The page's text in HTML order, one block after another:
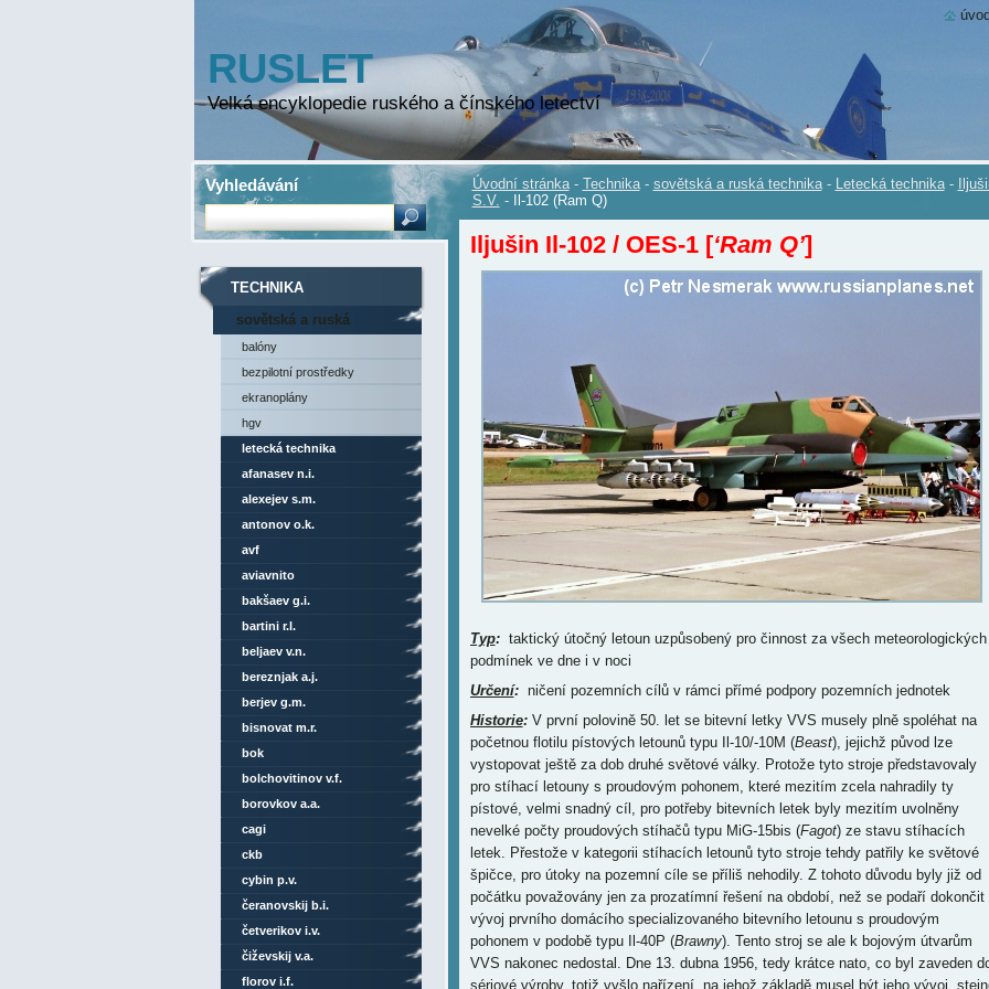
RUSLET
Velká encyklopedie ruského a čínského letectví
Úvodní stránka - Technika - sovětská a ruská technika - Letecká technika -
S.V. - Il-102 (Ram Q)
Iljušin Il-102 / OES-1 [‘Ram Q’]
Typ:taktický útočný letoun uzpůsobený pro činnost za všech meteorologických
podmínek ve dne i v noci
Určení:ničení pozemních cílů v rámci přímé podpory pozemních jednotek
Historie:V první polovině 50. let se bitevní letky VVS musely plně spoléhat na
početnou flotilu pístových letounů typu Il-10/-10M (Beast), jejichž původ lze
vystopovat ještě za dob druhé světové války. Protože tyto stroje představovaly
pro stíhací letouny s proudovým pohonem, které mezitím zcela nahradily ty
pístové, velmi snadný cíl, pro potřeby bitevních letek byly mezitím uvolněny
nevelké počty proudových stíhačů typu MiG-15bis (Fagot) ze stavu stíhacích
letek. Přestože v kategorii stíhacích letounů tyto stroje tehdy patřily ke světové
špičce, pro útoky na pozemní cíle se příliš nehodily. Z tohoto důvodu byly již od
počátku považovány jen za prozatímní řešení na období, než se podaří dokončit
vývoj prvního domácího specializovaného bitevního letounu s proudovým
pohonem v podobě typu Il-40P (Brawny). Tento stroj se ale k bojovým útvarům
VVS nakonec nedostal. Dne 13. dubna 1956, tedy krátce nato, co byl zaveden
sériové výroby, totiž vyšlo nařízení, na jehož základě musel být jeho vývoj,
TECHNIKA
sovětská a ruská
technika
balóny
bezpilotní prostředky
ekranoplány
hgv
letecká technika
afanasev n.i.
alexejev s.m.
antonov o.k.
avf
aviavnito
bakšaev g.i.
bartini r.l.
beljaev v.n.
bereznjak a.j.
berjev g.m.
bisnovat m.r.
bok
bolchovitinov v.f.
borovkov a.a.
cagi
ckb
cybin p.v.
čeranovskij b.i.
četverikov i.v.
čiževskij v.a.
florov i.f.
Vyhledávání